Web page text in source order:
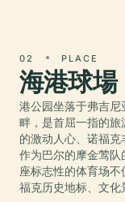
02 PLACE
海港球場
港公园坐落于弗吉
畔，是首屈一指的
的激动人心、诺福克
作为巴尔的摩金莺
座标志性的体育场
福克历史地标、文